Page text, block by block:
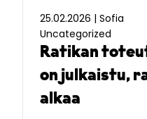
25.02.2026 | Sofia
Uncategorized
Ratikan
on julkaistu,
alkaa